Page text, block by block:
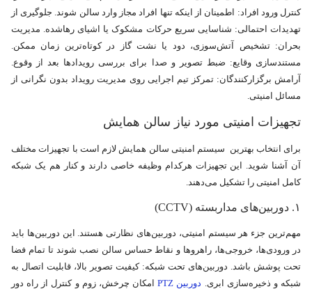
کنترل ورود افراد: اطمینان از اینکه تنها افراد مجاز وارد سالن شوند. جلوگیری از
تهدیدات احتمالی: شناسایی سریع حرکات مشکوک یا اشیای رهاشده. مدیریت
بحران: تشخیص آتش‌سوزی، دود یا نشت گاز در کوتاه‌ترین زمان ممکن.
مستندسازی وقایع: ضبط تصویر و صدا برای بررسی رویدادها بعد از وقوع.
آرامش برگزارکنندگان: تمرکز تیم اجرایی روی مدیریت رویداد بدون نگرانی از
مسائل امنیتی.
تجهیزات امنیتی مورد نیاز سالن همایش
برای انتخاب بهترین سیستم امنیتی سالن‌ همایش لازم است با تجهیزات مختلف
آن آشنا شوید. این تجهیزات هرکدام وظیفه خاصی دارند و کنار هم یک شبکه
کامل امنیتی را تشکیل می‌دهند.
۱. دوربین‌های مداربسته (CCTV)
مهم‌ترین جزء هر سیستم امنیتی، دوربین‌های نظارتی هستند. این دوربین‌ها باید
در ورودی‌ها، خروجی‌ها، راهروها و نقاط حساس سالن نصب شوند تا تمام فضا
تحت پوشش باشد. دوربین‌های تحت شبکه: کیفیت تصویر بالا، قابلیت اتصال به
شبکه و ذخیره‌سازی ابری. دوربین‌ PTZ
امکان چرخش، زوم و کنترل از راه دور